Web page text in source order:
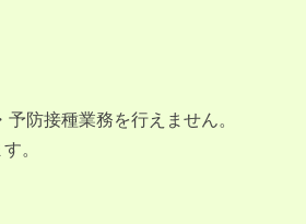
防接種業務を行えません。
。